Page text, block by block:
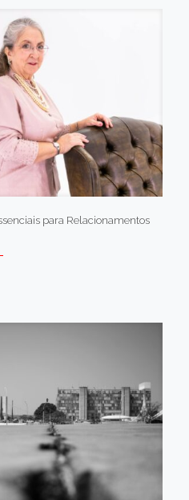
para Relacionamentos